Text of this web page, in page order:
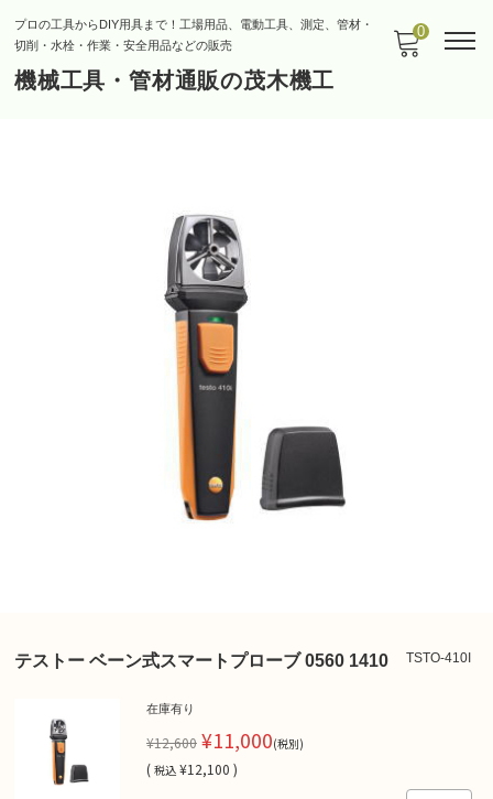
プロの工具からDIY用具まで！工場用品、電動工具、測定、管材・
切削・水栓・作業・安全用品などの販売
機械工具・管材通販の茂木機工
0
テストー ベーン式スマートプローブ 0560 1410 TSTO-410I
在庫有り
¥12,600 ¥11,000(税別)
( 税込 ¥12,100 )